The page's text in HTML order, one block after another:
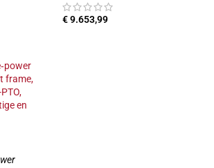
€9.653,99